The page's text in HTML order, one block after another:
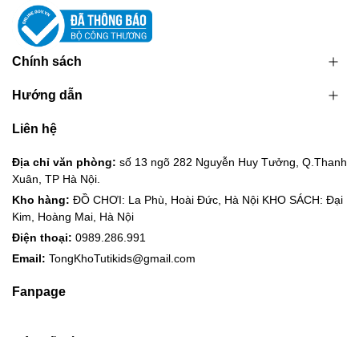
Chính sách
Hướng dẫn
Liên hệ
Địa chỉ văn phòng: số 13 ngõ 282 Nguyễn Huy Tưởng, Q.Thanh
Xuân, TP Hà Nội.
Kho hàng: ĐỒ CHƠI: La Phù, Hoài Đức, Hà Nội KHO SÁCH: Đại
Kim, Hoàng Mai, Hà Nội
Điện thoại: 0989.286.991
Email: TongKhoTutikids@gmail.com
Fanpage